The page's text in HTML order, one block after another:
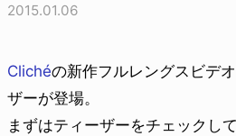
2015.01.06
Clichéの新作フルレングスビデ
ザーが登場。
まずはティーザーをチェックし